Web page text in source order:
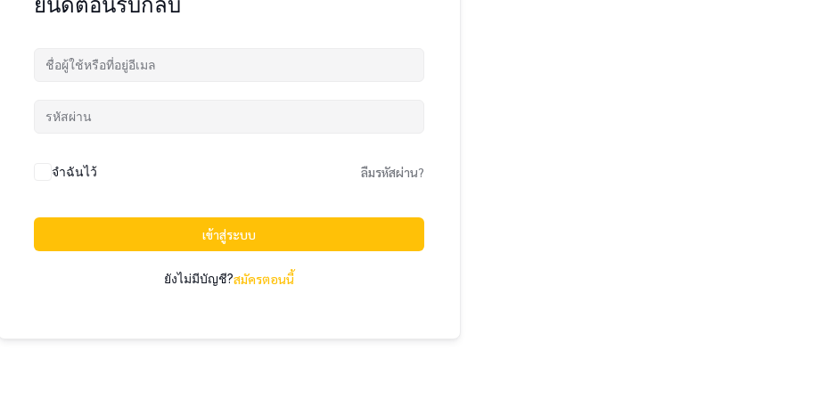
จำฉันไว้ ลืมรหัสผ่าน?
เข้าสู่ระบบ
ยังไม่มีบัญชี?สมัครตอนนี้